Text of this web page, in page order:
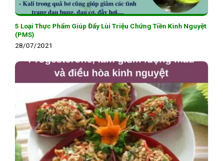
5 Loại Thực Phẩm Giúp Đẩy Lùi Triệu Chứng Tiền Kinh Nguyệt
(PMS)
28/07/2021